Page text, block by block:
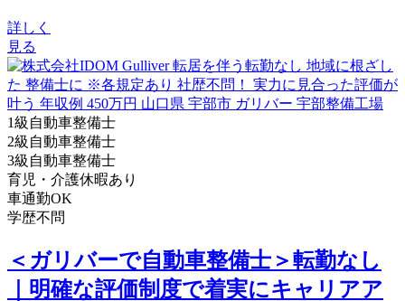
詳しく
見る
1級自動車整備士
2級自動車整備士
3級自動車整備士
育児・介護休暇あり
車通勤OK
学歴不問
＜ガリバーで自動車整備士＞転勤なし
｜明確な評価制度で着実にキャリアア